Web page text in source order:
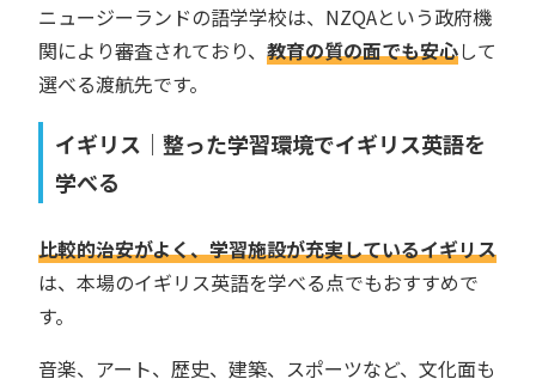
ニュージーランドの語学学校は、NZQAという政府機
関により審査されており、 教育の質の面でも安心して
選べる渡航先です。
イギリス｜整った学習環境でイギリス英語を
学べる
比較的治安がよく、学習施設が充実しているイギリス
は、本場のイギリス英語を学べる点でもおすすめで
す。
音楽、アート、歴史、建築、スポーツなど、文化面も